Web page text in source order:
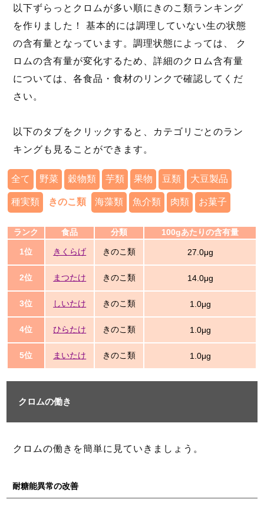
以下ずらっとクロムが多い順にきのこ類ランキング
を作りました！ 基本的には調理していない生の状態
の含有量となっています。調理状態によっては、 ク
ロムの含有量が変化するため、詳細のクロム含有量
については、各食品・食材のリンクで確認してくだ
さい。
以下のタブをクリックすると、カテゴリごとのラン
キングも見ることができます。
全て 野菜 穀物類 芋類 果物 豆類 大豆製品
種実類 きのこ類 海藻類 魚介類 肉類 お菓子
ランク 食品 分類 100gあたりの含有量
1位 きくらげ きのこ類 27.0μg
2位 まつたけ きのこ類 14.0μg
3位 しいたけ きのこ類 1.0μg
4位 ひらたけ きのこ類 1.0μg
5位 まいたけ きのこ類 1.0μg
クロムの働き
クロムの働きを簡単に見ていきましょう。
耐糖能異常の改善